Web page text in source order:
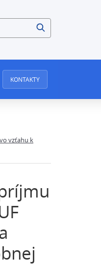
KONTAKTY
vzťahu k